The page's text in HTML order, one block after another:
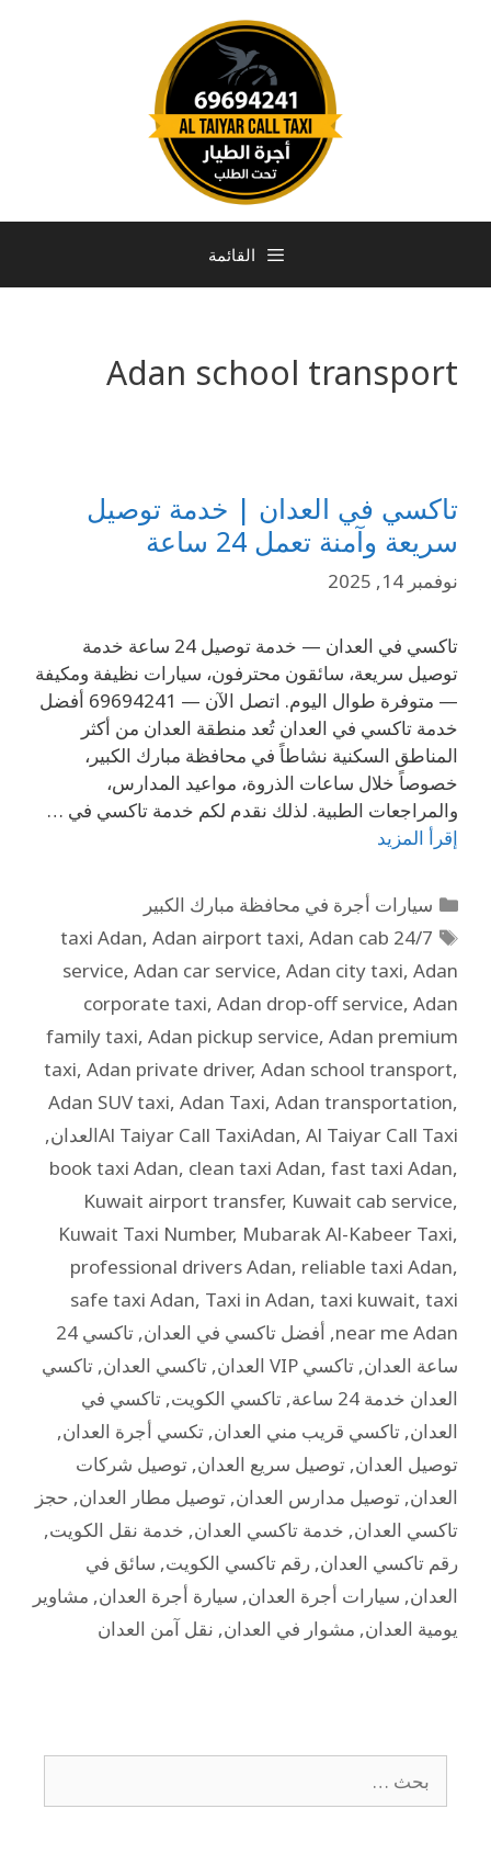
القائمة
Adan school transport
تاكسي في العدان | خدمة توصيل
سريعة وآمنة تعمل 24 ساعة
نوفمبر 14, 2025
تاكسي في العدان — خدمة توصيل 24 ساعة خدمة
توصيل سريعة، سائقون محترفون، سيارات نظيفة ومكيفة
— متوفرة طوال اليوم. اتصل الآن — 69694241 أفضل
خدمة تاكسي في العدان تُعد منطقة العدان من أكثر
المناطق السكنية نشاطاً في محافظة مبارك الكبير،
خصوصاً خلال ساعات الذروة، مواعيد المدارس،
والمراجعات الطبية. لذلك نقدم لكم خدمة تاكسي في …
إقرأ المزيد
سيارات أجرة في محافظة مبارك الكبير
24/7 taxi Adan
, Adan airport taxi, Adan cab
service, Adan car service, Adan city taxi, Adan
corporate taxi, Adan drop-off service, Adan
family taxi, Adan pickup service, Adan premium
taxi, Adan private driver, Adan school transport,
Adan SUV taxi, Adan Taxi, Adan transportation,
Al Taiyar Call TaxiAdan, Al Taiyar Call Taxiالعدان
,
book taxi Adan, clean taxi Adan, fast taxi Adan,
Kuwait airport transfer, Kuwait cab service,
Kuwait Taxi Number, Mubarak Al-Kabeer Taxi,
professional drivers Adan, reliable taxi Adan,
safe taxi Adan, Taxi in Adan, taxi kuwait, taxi
near me Adan
, أفضل تاكسي في العدان,
تاكسي 24
ساعة العدان, تاكسي VIP العدان , تاكسي العدان, تاكسي
العدان خدمة 24 ساعة
, تاكسي الكويت, تاكسي في
العدان, تاكسي قريب مني العدان, تكسي أجرة العدان,
توصيل العدان, توصيل سريع العدان, توصيل شركات
العدان, توصيل مدارس العدان, توصيل مطار العدان, حجز
تاكسي العدان, خدمة تاكسي العدان, خدمة نقل الكويت,
رقم تاكسي العدان, رقم تاكسي الكويت, سائق في
العدان, سيارات أجرة العدان, سيارة أجرة العدان, مشاوير
يومية العدان, مشوار في العدان, نقل آمن العدان